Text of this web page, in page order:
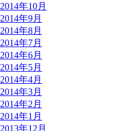
2014年10月
2014年9月
2014年8月
2014年7月
2014年6月
2014年5月
2014年4月
2014年3月
2014年2月
2014年1月
2013年12月